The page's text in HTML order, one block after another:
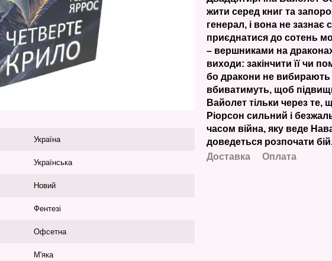
Україна
Українська
Новий
Фентезі
Офсетна
М'яка
жити серед книг та
генерал, і вона не
приєднатися до сотень
– вершниками на
виходи: закінчити її чи
бо дракони не вибирають
вбиватимуть, щоб
Вайолет тільки через те,
Ріорсон сильний і
часом війна, яку веде
доведеться розпочати
Доставка
Оплата